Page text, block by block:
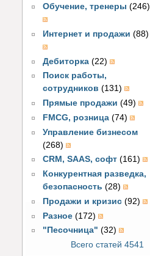
Обучение, тренеры (246)
Интернет и продажи (88)
Дебиторка (22)
Поиск работы,
сотрудников (131)
Прямые продажи (49)
FMCG, розница (74)
Управление бизнесом
(268)
CRM, SAAS, софт (161)
Конкурентная разведка,
безопасность (28)
Продажи и кризис (92)
Разное (172)
"Песочница" (32)
Всего статей 4541